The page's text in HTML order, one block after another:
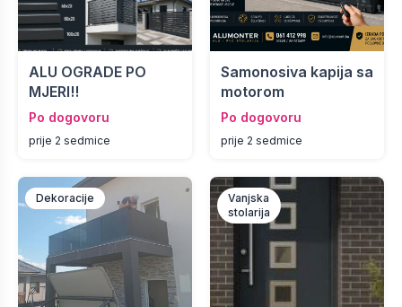
ALU OGRADE PO
MJERI!!
Po dogovoru
prije 2 sedmice
Samonosiva kapija sa
motorom
Po dogovoru
prije 2 sedmice
Dekoracije
Vanjska
stolarija